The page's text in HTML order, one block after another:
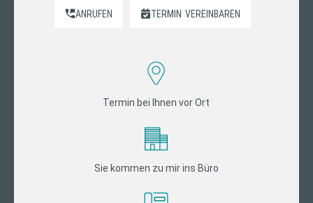
ANRUFEN TERMIN VEREINBAREN
Termin bei Ihnen vor Ort
Sie kommen zu mir ins Büro